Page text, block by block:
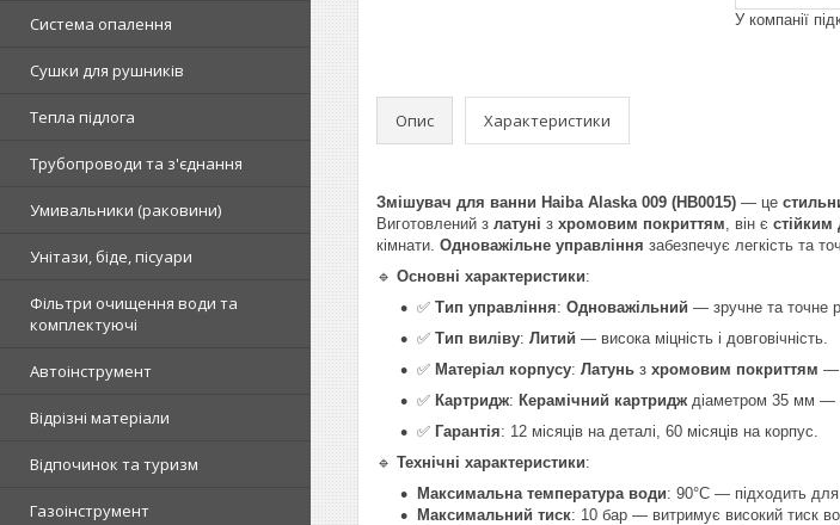
Система опалення
Сушки для рушників
Тепла підлога
Трубопроводи та з'єднання
Умивальники (раковини)
Унітази, біде, пісуари
Фільтри очищення води та
комплектуючі
Автоінструмент
Відрізні матеріали
Відпочинок та туризм
Газоінструмент
У компанії
Опис Характеристики
Змішувач для ванни Haiba Alaska 009 (HB0015) — це
Виготовлений з латуні з хромовим покриттям, він є стійким
кімнати. Одноважільне управління забезпечує легкість та
🔹 Основні характеристики:
✅ Тип управління: Одноважільний — зручне та точне
✅ Тип виліву: Литий — висока міцність і довговічність.
✅ Матеріал корпусу: Латунь з хромовим покриттям —
✅ Картридж: Керамічний картридж діаметром 35 мм —
✅ Гарантія: 12 місяців на деталі, 60 місяців на корпус.
🔹 Технічні характеристики:
Максимальна температура води: 90°C — підходить для
Максимальний тиск: 10 бар — витримує високий тиск